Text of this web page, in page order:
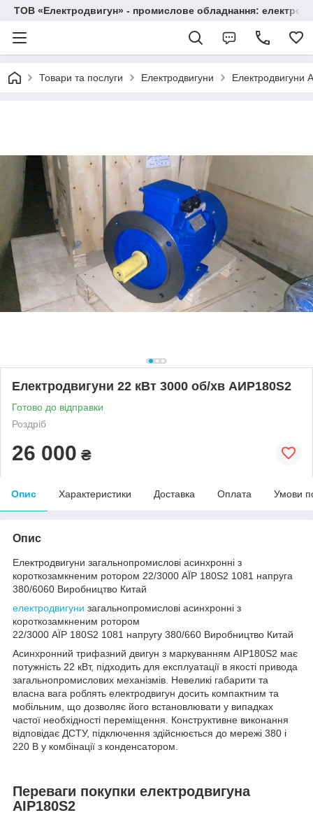
ТОВ «Електродвигун» - промислове обладнання:
Товари та послуги Електродвигуни Електродвигуни
Електродвигуни 22 кВт 3000 об/хв АИР180Ѕ2
Готово до відправки
Роздріб
26 000 ₴
Опис Характеристики Доставка Оплата Умови
Опис
Електродвигуни загальнопромислові асинхронні з
короткозамкненим ротором 22/3000 АЇР 180S2 1081 напруга
380/6060 Виробництво Китай
електродвигуни загальнопромислові асинхронні з
короткозамкненим ротором
22/3000 АЇР 180S2 1081 напругу 380/660 Виробництво Китай
Асинхронний трифазний двигун з маркуванням АІР180Ѕ2 має
потужність 22 кВт, підходить для експлуатації в якості привода
загальнопромислових механізмів. Невеликі габарити та
власна вага роблять електродвигун досить компактним та
мобільним, що дозволяє його встановлювати у випадках
частої необхідності переміщення. Конструктивне виконання
відповідає ДСТУ, підключення здійснюється до мережі 380 і
220 В у комбінації з конденсатором.
Переваги покупки електродвигуна
АІР180Ѕ2